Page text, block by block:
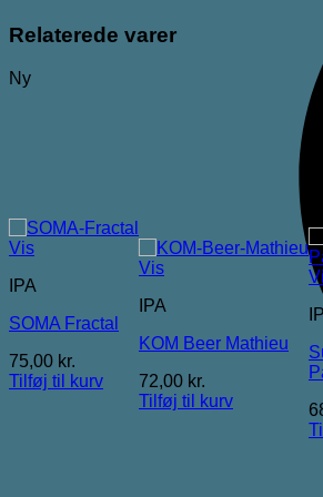
Relaterede varer
Ny
Vis
IPA
SOMA Fractal
75,00 kr.
Tilføj til kurv
Vis
IPA
KOM Beer Mathieu
72,00 kr.
Tilføj til kurv